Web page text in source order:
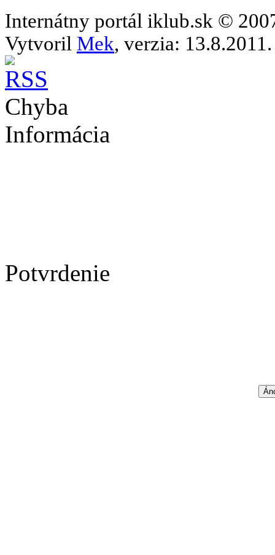
Internátny portál iklub.sk ©
Vytvoril Mek, verzia: 13.8.2011.
Chyba
Informácia
Potvrdenie